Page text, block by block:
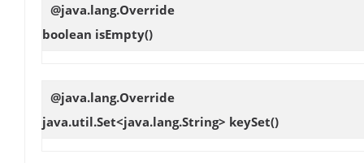
@java.lang.Override
boolean isEmpty()
@java.lang.Override
java.util.Set<java.lang.String> keySet()